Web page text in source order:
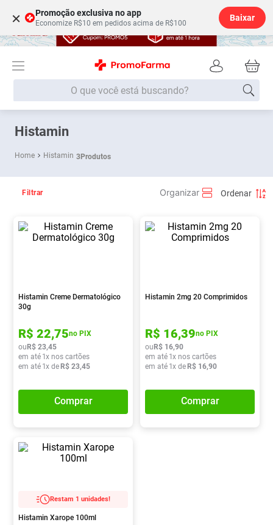
× Promoção exclusiva no app
Economize R$10 em pedidos acima de R$100
Baixar
O que você está buscando?
Histamin
Histamin 3Produtos
Filtrar
Histamin Creme Dermatológico
30g
R$ 22,75no PIX
ouR$ 23,45
em até 1x nos cartões
em até 1x deR$ 23,45
Comprar
Histamin 2mg 20 Comprimidos
R$ 16,39no PIX
ouR$ 16,90
em até 1x nos cartões
em até 1x deR$ 16,90
Comprar
Restam 1 unidades!
Histamin Xarope 100ml
Termos mais buscados
1 º Fralda
3º
Fralda G
10 º Soro Fisiológico